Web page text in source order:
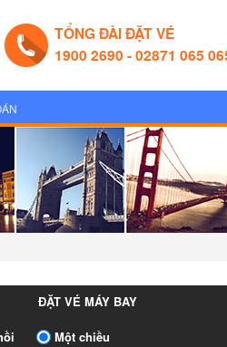
TỔNG ĐÀI ĐẶT VÉ
1900 2690 - 02871 065 065
ĐẶT VÉ MÁY BAY
Một chiều